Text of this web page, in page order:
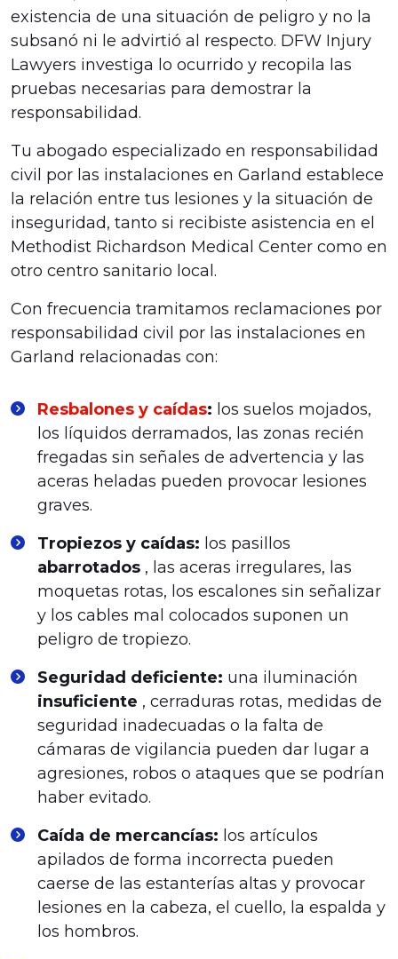
existencia de una situación de peligro y no la
subsanó ni le advirtió al respecto. DFW Injury
Lawyers investiga lo ocurrido y recopila las
pruebas necesarias para demostrar la
responsabilidad.
Tu abogado especializado en responsabilidad
civil por las instalaciones en Garland establece
la relación entre tus lesiones y la situación de
inseguridad, tanto si recibiste asistencia en el
Methodist Richardson Medical Center como en
otro centro sanitario local.
Con frecuencia tramitamos reclamaciones por
responsabilidad civil por las instalaciones en
Garland relacionadas con:
Resbalones y caídas: los suelos mojados,
los líquidos derramados, las zonas recién
fregadas sin señales de advertencia y las
aceras heladas pueden provocar lesiones
graves.
Tropiezos y caídas: los pasillos
abarrotados , las aceras irregulares, las
moquetas rotas, los escalones sin señalizar
y los cables mal colocados suponen un
peligro de tropiezo.
Seguridad deficiente: una iluminación
insuficiente , cerraduras rotas, medidas de
seguridad inadecuadas o la falta de
cámaras de vigilancia pueden dar lugar a
agresiones, robos o ataques que se podrían
haber evitado.
Caída de mercancías: los artículos
apilados de forma incorrecta pueden
caerse de las estanterías altas y provocar
lesiones en la cabeza, el cuello, la espalda y
los hombros.